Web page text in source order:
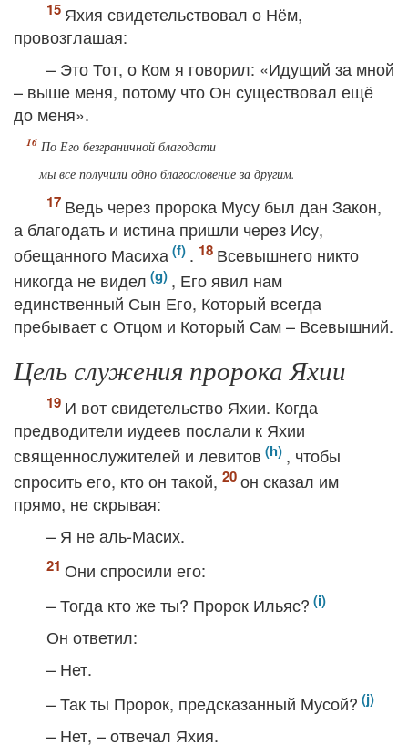
Яхия свидетельствовал о Нём,
провозглашая:
– Это Тот, о Ком я говорил: «Идущий за мной
– выше меня, потому что Он существовал ещё
до меня».
По Его безграничной благодати
мы все получили одно благословение за другим.
Ведь через пророка Мусу был дан Закон,
а благодать и истина пришли через Ису,
обещанного Масиха
.
Всевышнего никто
никогда не видел
, Его явил нам
единственный Сын Его, Который всегда
пребывает с Отцом и Который Сам – Всевышний.
Цель служения пророка Яхии
И вот свидетельство Яхии. Когда
предводители иудеев послали к Яхии
священнослужителей и левитов
, чтобы
спросить его, кто он такой,
он сказал им
прямо, не скрывая:
– Я не аль-Масих.
Они спросили его:
– Тогда кто же ты? Пророк Ильяс?
Он ответил:
– Нет.
– Так ты Пророк, предсказанный Мусой?
– Нет, – отвечал Яхия.